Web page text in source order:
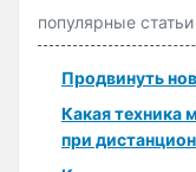
популярные статьи
Продвинуть
Какая техника
при